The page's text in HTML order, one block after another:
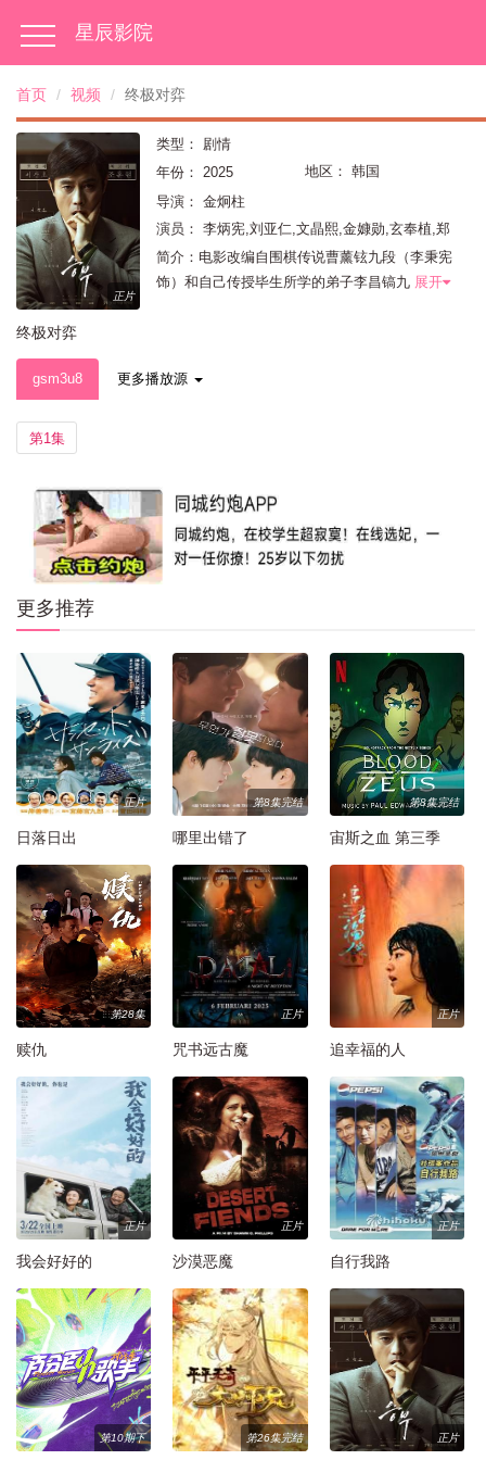
星辰影院
首页 视频 终极对弈
正片
终极对弈
类型：
剧情
年份：
2025 地区：
韩国
导演：
金炯柱
演员：
李炳宪,刘亚仁,文晶熙,金嫝勋,玄奉植,郑
锡勇,高昌锡
简介：电影改编自围棋传说曹薰铉九段（李秉宪
饰）和自己传授毕生所学的弟子李昌镐九 展开
gsm3u8 更多播放源
第1集
更多推荐
正片
日落日出
第8集完结
哪里出错了
第8集完结
宙斯之血 第三季
第28集
赎仇
正片
咒书远古魔
正片
追幸福的人
正片
我会好好的
正片
沙漠恶魔
正片
自行我路
第10期下 第26集完结 正片